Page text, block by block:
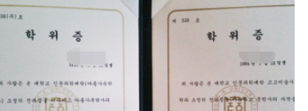
首页
行业资讯